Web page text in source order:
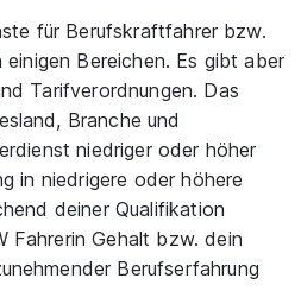
für Berufskraftfahrer bzw.
Bereichen. Es gibt aber
Tarifverordnungen. Das
Branche und
niedriger oder höher
in niedrigere oder höhere
deiner Qualifikation
Fahrerin Gehalt bzw. dein
Berufserfahrung